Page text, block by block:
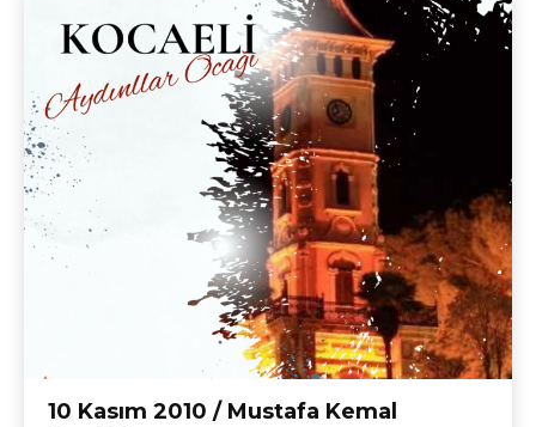
10 Kasım 2010 / Mustafa Kemal